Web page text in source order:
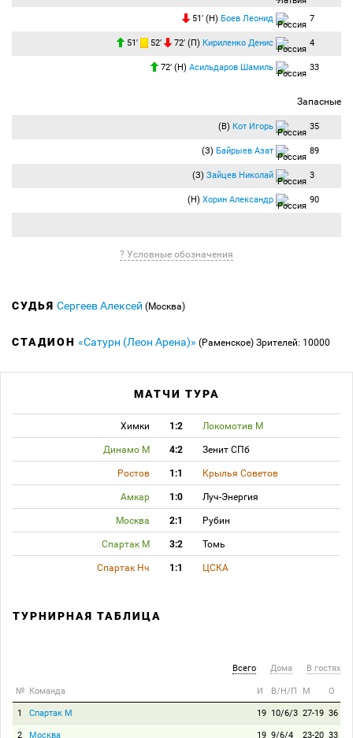
51′ (Н) Боев Леонид 7
51′ 52′ 72′ (П) Кириленко Денис 4
72′ (Н) Асильдаров Шамиль 33
Запасные
(В) Кот Игорь 35
(З) Байрыев Азат 89
(З) Зайцев Николай 3
(Н) Хорин Александр 90
? Условные обозначения
СУДЬЯ Сергеев Алексей (Москва)
СТАДИОН «Сатурн (Леон Арена)» (Раменское) Зрителей: 10000
МАТЧИ ТУРА
Химки 1:2 Локомотив М
Динамо М 4:2 Зенит СПб
Ростов 1:1 Крылья Советов
Амкар 1:0 Луч-Энергия
Москва 2:1 Рубин
Спартак М 3:2 Томь
Спартак Нч 1:1 ЦСКА
ТУРНИРНАЯ ТАБЛИЦА
Всего Дома В гостях
№ Команда И В/Н/П М О
1 Спартак М 19 10/6/3 27-19 36
2 Москва 19 9/6/4 23-20 33